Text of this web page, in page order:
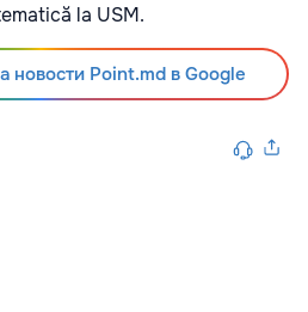
la USM.
новости Point.md в Google